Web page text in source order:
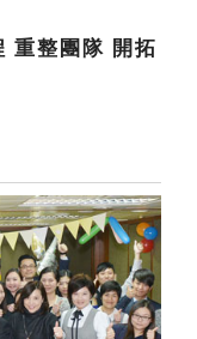
重整團隊 開拓